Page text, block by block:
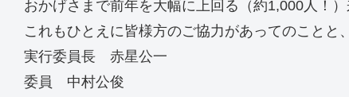
おかげさまで前年を大幅に上回る（約1,000人！
これもひとえに皆様方のご協力があってのことと
実行委員長 赤星公一
委員 中村公俊